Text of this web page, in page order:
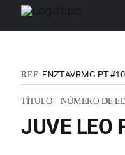
REF: FNZTAVRMC-
TÍTULO + NÚMERO DE
JUVE LEO